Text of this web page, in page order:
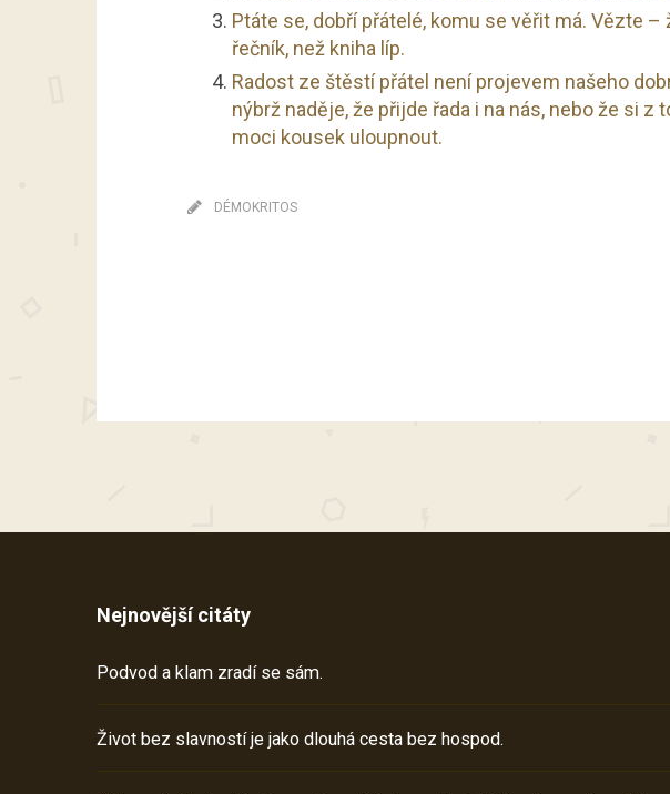
Ptáte se, dobří přátelé, komu se věřit má. Vězte
řečník, než kniha líp.
Radost ze štěstí přátel není projevem našeho
nýbrž naděje, že přijde řada i na nás, nebo že si
moci kousek uloupnout.
DÉMOKRITOS
Nejnovější citáty
Podvod a klam zradí se sám.
Život bez slavností je jako dlouhá cesta bez hospod.